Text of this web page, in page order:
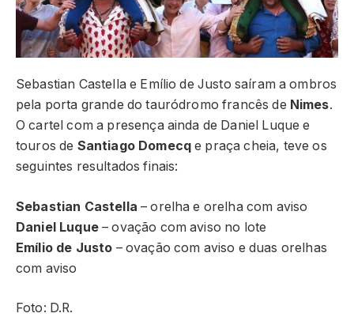
Sebastian Castella e Emílio de Justo saíram a ombros
pela porta grande do tauródromo francês de Nimes.
O cartel com a presença ainda de Daniel Luque e
touros de Santiago Domecqe praça cheia, teve os
seguintes resultados finais:
Sebastian Castella – orelha e orelha com aviso
Daniel Luque– ovação com aviso no lote
Emílio de Justo – ovação com aviso e duas orelhas
com aviso
Foto: D.R.